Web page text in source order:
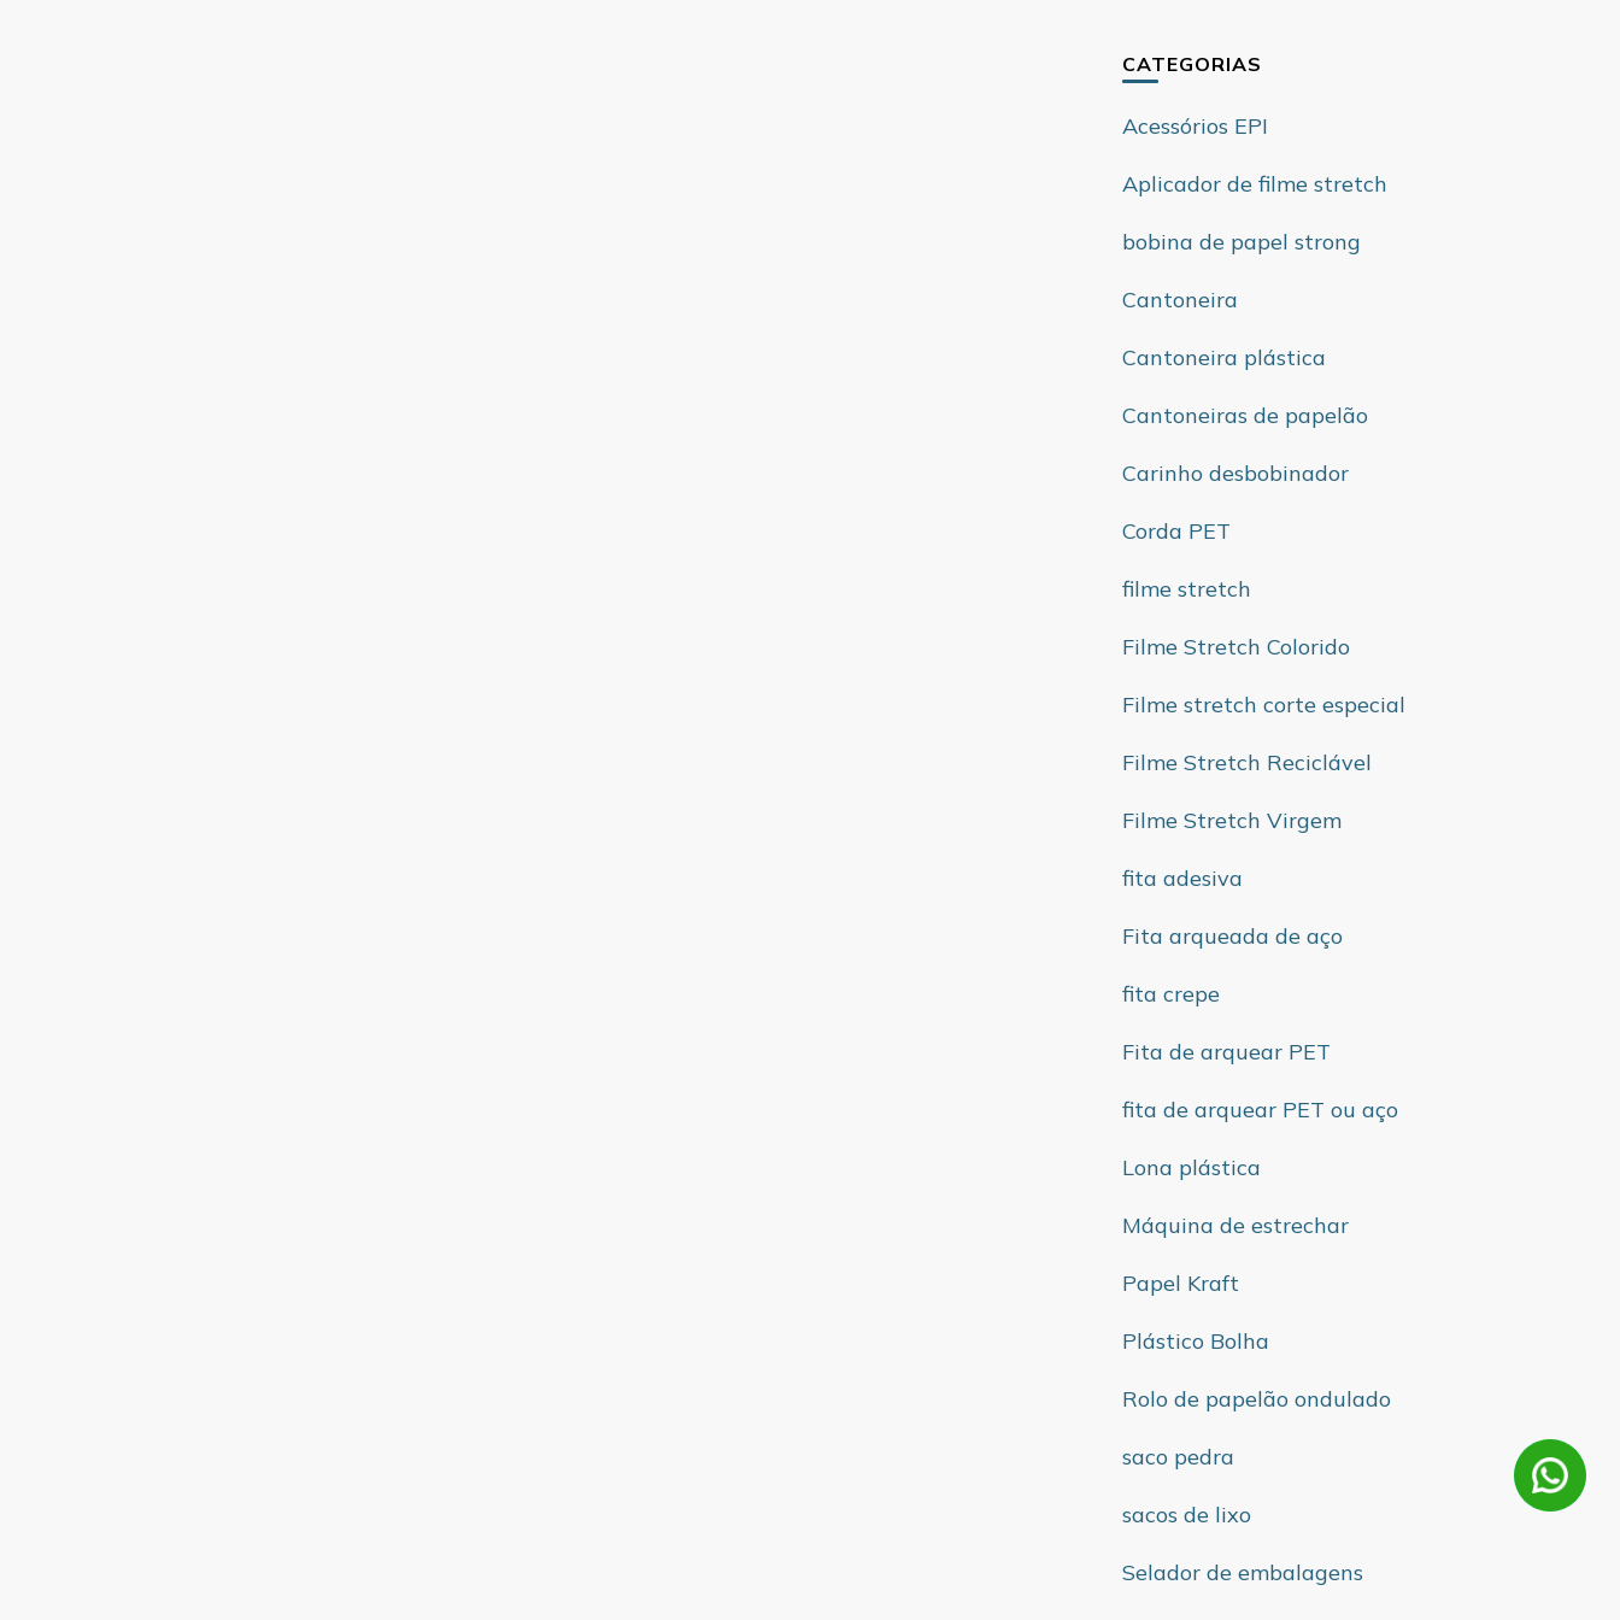
CATEGORIAS
Acessórios EPI
Aplicador de filme stretch
bobina de papel strong
Cantoneira
Cantoneira plástica
Cantoneiras de papelão
Carinho desbobinador
Corda PET
filme stretch
Filme Stretch Colorido
Filme stretch corte especial
Filme Stretch Reciclável
Filme Stretch Virgem
fita adesiva
Fita arqueada de aço
fita crepe
Fita de arquear PET
fita de arquear PET ou aço
Lona plástica
Máquina de estrechar
Papel Kraft
Plástico Bolha
Rolo de papelão ondulado
saco pedra
sacos de lixo
Selador de embalagens